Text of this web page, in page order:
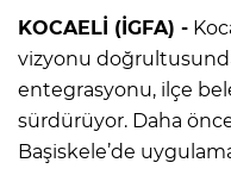
KOCAELİ (İGFA) -
vizyonu
entegrasyonu, ilçe
sürdürüyor. Daha önce
Başiskele’de